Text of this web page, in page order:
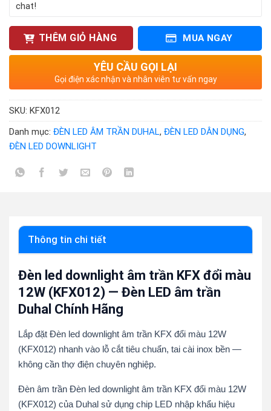
chat!
THÊM GIỎ HÀNG MUA NGAY
YÊU CẦU GỌI LẠI
Gọi điện xác nhận và nhân viên tư vấn ngay
SKU: KFX012
Danh mục: ĐÈN LED ÂM TRẦN DUHAL, ĐÈN LED DÂN DỤNG,
ĐÈN LED DOWNLIGHT
Thông tin chi tiết
Đèn led downlight âm trần KFX đổi màu
12W (KFX012) — Đèn LED âm trần
Duhal Chính Hãng
Lắp đặt Đèn led downlight âm trần KFX đổi màu 12W
(KFX012) nhanh vào lỗ cắt tiêu chuẩn, tai cài inox bền —
không cần thợ điện chuyên nghiệp.
Đèn âm trần Đèn led downlight âm trần KFX đổi màu 12W
(KFX012) của Duhal sử dụng chip LED nhập khẩu hiệu